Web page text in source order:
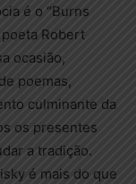
é o “Burns
Robert
ocasião,
poemas,
culminante da
os presentes
a tradição.
é mais do que